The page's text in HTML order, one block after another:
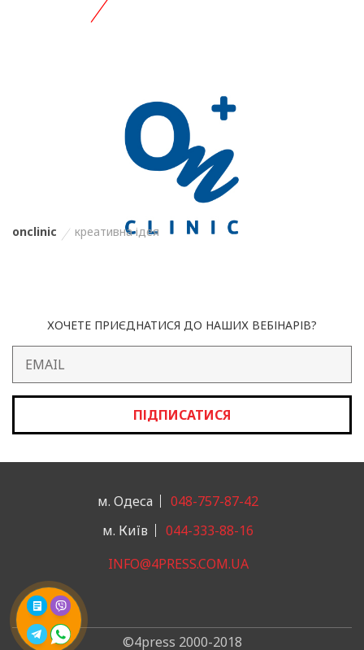
onclinic креативна ідея
ХОЧЕТЕ ПРИЄДНАТИСЯ ДО НАШИХ ВЕБІНАРІВ?
ПІДПИСАТИСЯ
м. Одеса
048-757-87-42
м. Київ
044-333-88-16
INFO@4PRESS.COM.UA
©4press 2000-2018